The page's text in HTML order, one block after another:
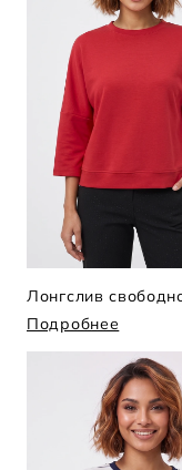
Подробнее